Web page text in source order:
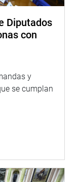
Diputados
con
y
se cumplan